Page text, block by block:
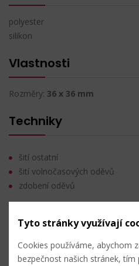
polyester
silikon
Vlastnosti
Rozměry: 36 x 36 mm
Techniky
šití ostatní
šití volnočasových oděvů
zdobení oděvů
Tyto stránky využívají
Cookies používáme, abychom
bezpečnost našich stránek, tím